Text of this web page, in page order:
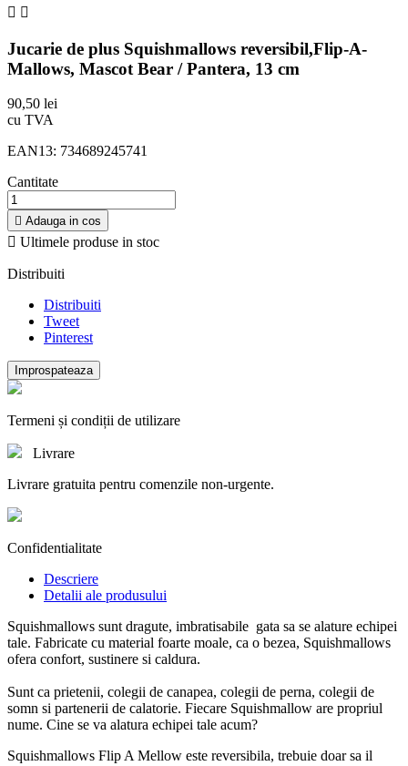
 
Jucarie de plus Squishmallows reversibil,Flip-A-
Mallows, Mascot Bear / Pantera, 13 cm
90,50 lei
cu TVA
EAN13: 734689245741
Cantitate
 Adauga in cos
 Ultimele produse in stoc
Distribuiti
Distribuiti
Tweet
Pinterest
Termeni și condiții de utilizare
Livrare
Livrare gratuita pentru comenzile non-urgente.
Confidentialitate
Descriere
Detalii ale produsului
Squishmallows sunt dragute, imbratisabile gata sa se alature echipei
tale. Fabricate cu material foarte moale, ca o bezea, Squishmallows
ofera confort, sustinere si caldura.
Sunt ca prietenii, colegii de canapea, colegii de perna, colegii de
somn si partenerii de calatorie. Fiecare Squishmallow are propriul
nume. Cine se va alatura echipei tale acum?
Squishmallows Flip A Mellow este reversibila, trebuie doar sa il